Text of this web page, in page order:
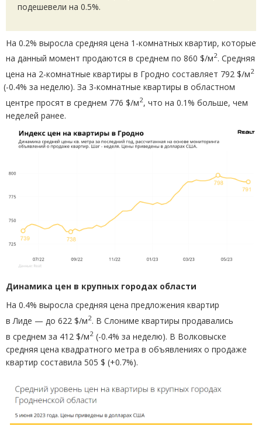
подешевели на 0.5%.
На 0.2% выросла средняя цена 1-комнатных квартир, которые
на данный момент продаются в среднем по 860 $/м2. Средняя
цена на 2-комнатные квартиры в Гродно составляет 792 $/м2
(-0.4% за неделю). За 3-комнатные квартиры в областном
центре просят в среднем 776 $/м2, что на 0.1% больше, чем
неделей ранее.
Динамика цен в крупных городах области
На 0.4% выросла средняя цена предложения квартир
в Лиде — до 622 $/м2. В Слониме квартиры продавались
в среднем за 412 $/м2 (-0.4% за неделю). В Волковыске
средняя цена квадратного метра в объявлениях о продаже
квартир составила 505 $ (+0.7%).